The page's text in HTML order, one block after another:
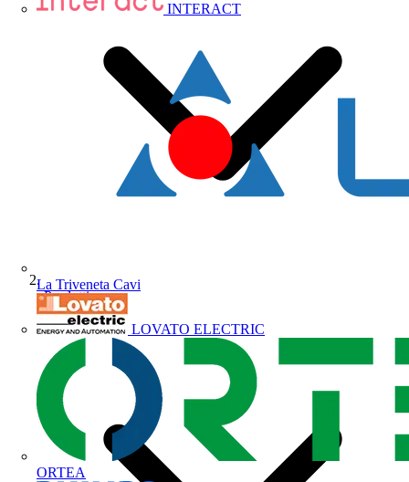
INTERACT
La Triveneta Cavi
LOVATO ELECTRIC
ORTEA
Prodotti